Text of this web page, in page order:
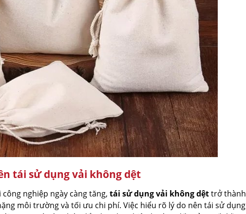
tái sử dụng vải không dệt
nghiệp ngày càng tăng, tái sử dụng vải không dệttrở thành
môi trường và tối ưu chi phí. Việc hiểu rõ lý do nên tái sử dụng